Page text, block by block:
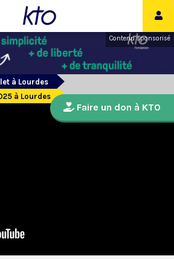
Contenu sponsorisé
à Lourdes
à Lourdes
Faire un don à KTO